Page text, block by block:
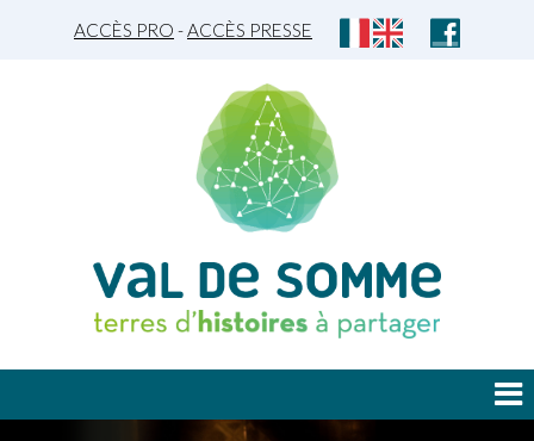
ACCÈS PRO -ACCÈS PRESSE